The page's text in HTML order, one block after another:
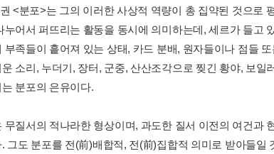
<분포>는 그의 이러한 사상적 역량이 총 집약된 것으로
누어서 퍼뜨리는 활동을 동시에 의미하는데, 세르가 들고
부족들이 흩어져 있는 상태, 카드 분배, 원자들이나 점들
소리, 누더기, 장터, 군중, 산산조각으로 찢긴 황야, 보일
분포의 은유이다.
무질서의 적나라한 형상이며, 과도한 질서 이전의 여건과
그도 분포를 전(前)배합적, 전(前)집합적 의미로 받아들일